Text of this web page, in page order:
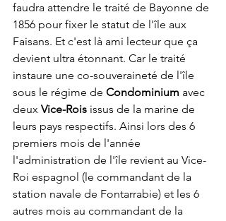
faudra attendre le traité de Bayonne de
1856 pour fixer le statut de l'île aux
Faisans. Et c'est là ami lecteur que ça
devient ultra étonnant. Car le traité
instaure une co-souveraineté de l'île
sous le régime de Condominium avec
deux Vice-Rois issus de la marine de
leurs pays respectifs. Ainsi lors des 6
premiers mois de l'année
l'administration de l'île revient au Vice-
Roi espagnol (le commandant de la
station navale de Fontarrabie) et les 6
autres mois au commandant de la